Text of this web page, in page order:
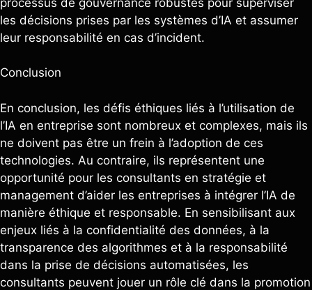
les décisions prises par les systèmes d’IA et assumer
leur responsabilité en cas d’incident.
Conclusion
En conclusion, les défis éthiques liés à l’utilisation de
l’IA en entreprise sont nombreux et complexes, mais ils
ne doivent pas être un frein à l’adoption de ces
technologies. Au contraire, ils représentent une
opportunité pour les consultants en stratégie et
management d’aider les entreprises à intégrer l’IA de
manière éthique et responsable. En sensibilisant aux
enjeux liés à la confidentialité des données, à la
transparence des algorithmes et à la responsabilité
dans la prise de décisions automatisées, les
consultants peuvent jouer un rôle clé dans la promotion